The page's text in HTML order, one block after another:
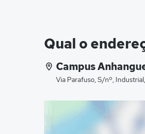
Qual o
Campus
Via Parafuso, S/nº,